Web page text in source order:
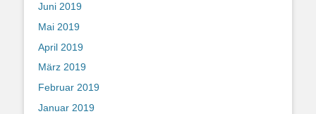
Juni 2019
Mai 2019
April 2019
März 2019
Februar 2019
Januar 2019